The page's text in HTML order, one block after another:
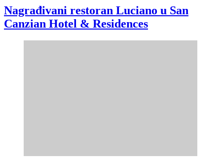
Nagrađivani restoran Luciano u San
Canzian Hotel & Residences